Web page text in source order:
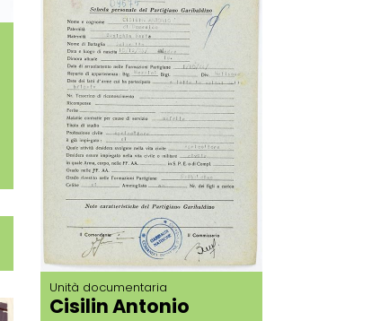
Unità documentaria
Cisilin Antonio